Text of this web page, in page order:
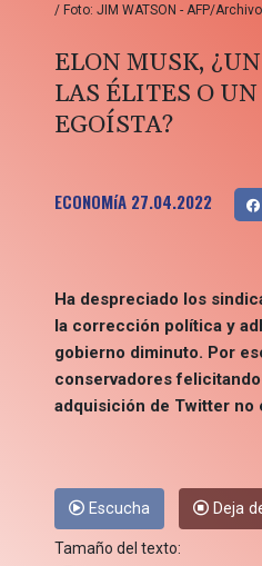
/ Foto: JIM WATSON - AFP/
ELON MUSK,
LAS ÉLITES O
EGOÍSTA?
ECONOMíA 27.04.2022
Ha despreciado los
la corrección política y
gobierno diminuto. Por
conservadores
adquisición de Twitter no
Escucha Deja
Tamaño del texto: